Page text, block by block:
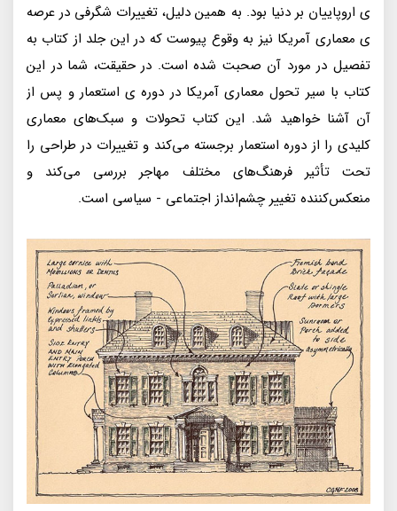
ی اروپاییان بر دنیا بود. به همین دلیل، تغییرات شگرفی در عرصه
ی معماری آمریکا نیز به وقوع پیوست که در این جلد از کتاب به
تفصیل در مورد آن صحبت شده است. در حقیقت، شما در این
کتاب با سیر تحول معماری آمریکا در دوره ی استعمار و پس از
آن آشنا خواهید شد. این کتاب تحولات و سبک‌های معماری
کلیدی را از دوره استعمار برجسته می‌کند و تغییرات در طراحی را
تحت تأثیر فرهنگ‌های مختلف مهاجر بررسی می‌کند و
منعکس‌کننده تغییر چشم‌انداز اجتماعی - سیاسی است.